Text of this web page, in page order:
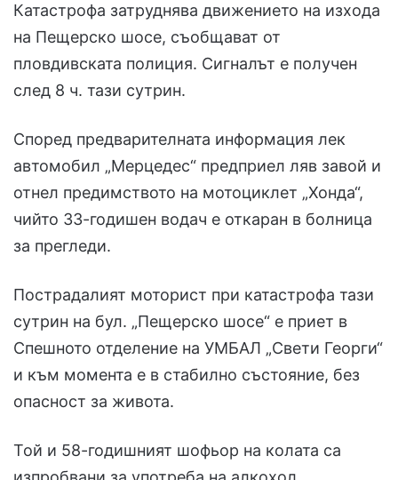
Катастрофа затруднява движението на изхода
на Пещерско шосе, съобщават от
пловдивската полиция. Сигналът е получен
след 8 ч. тази сутрин.
Според предварителната информация лек
автомобил „Мерцедес“ предприел ляв завой и
отнел предимството на мотоциклет „Хонда“,
чийто 33-годишен водач е откаран в болница
за прегледи.
Пострадалият моторист при катастрофа тази
сутрин на бул. „Пещерско шосе“ е приет в
Спешното отделение на УМБАЛ „Свети Георги“
и към момента е в стабилно състояние, без
опасност за живота.
Той и 58-годишният шофьор на колата са